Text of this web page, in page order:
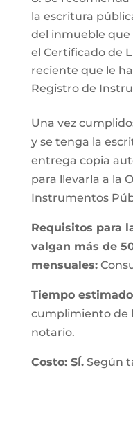
la escritura
del inmueble que
el Certificado de
reciente que le
Registro de
Una vez
y se tenga la
entrega copia
para llevarla a la
Instrumentos
Requisitos para
valgan más de
mensuales:
Tiempo
cumplimiento de
notario.
Costo: SÍ.Según